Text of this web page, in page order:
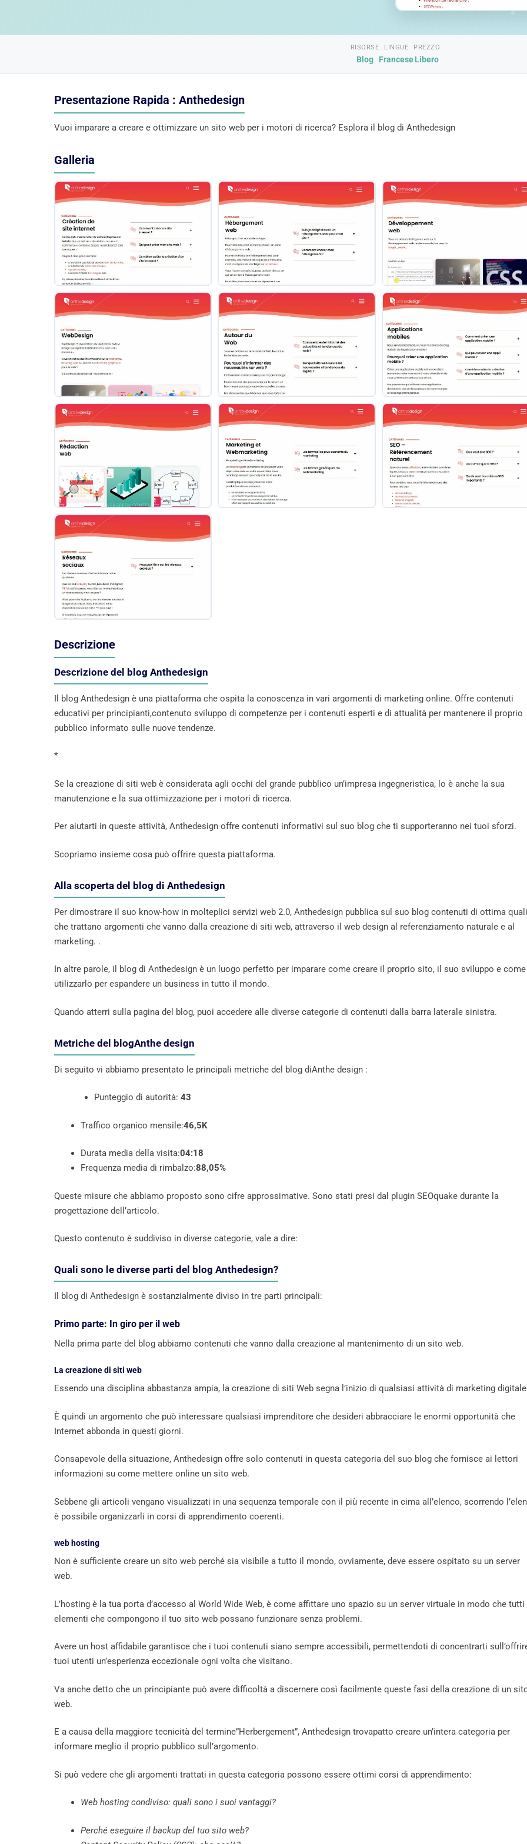
RISORSE
Blog
LINGUE
Francese
PREZZO
Libero
Presentazione Rapida : Anthedesign
Vuoi imparare a creare e ottimizzare un sito web per i motori di ricerca? Esplora il blog di Anthedesign
Galleria
Descrizione
Descrizione del blog Anthedesign
Il blog Anthedesign è una piattaforma che ospita la conoscenza in vari argomenti di marketing online. Offre contenuti
educativi per principianti,contenuto sviluppo di competenze per i contenuti esperti e di attualità per mantenere il proprio
pubblico informato sulle nuove tendenze.
*
Se la creazione di siti web è considerata agli occhi del grande pubblico un’impresa ingegneristica, lo è anche la sua
manutenzione e la sua ottimizzazione per i motori di ricerca.
Per aiutarti in queste attività, Anthedesign offre contenuti informativi sul suo blog che ti supporteranno nei tuoi sforzi.
Scopriamo insieme cosa può offrire questa piattaforma.
Alla scoperta del blog di Anthedesign
Per dimostrare il suo know-how in molteplici servizi web 2.0, Anthedesign pubblica sul suo blog contenuti di ottima
che trattano argomenti che vanno dalla creazione di siti web, attraverso il web design al referenziamento naturale e al
marketing. .
In altre parole, il blog di Anthedesign è un luogo perfetto per imparare come creare il proprio sito, il suo sviluppo e come
utilizzarlo per espandere un business in tutto il mondo.
Quando atterri sulla pagina del blog, puoi accedere alle diverse categorie di contenuti dalla barra laterale sinistra.
Metriche del blogAnthe design
Di seguito vi abbiamo presentato le principali metriche del blog diAnthe design :
Punteggio di autorità: 43
Traffico organico mensile:46,5K
Durata media della visita:04:18
Frequenza media di rimbalzo:88,05%
Queste misure che abbiamo proposto sono cifre approssimative. Sono stati presi dal plugin SEOquake durante la
progettazione dell’articolo.
Questo contenuto è suddiviso in diverse categorie, vale a dire:
Quali sono le diverse parti del blog Anthedesign?
Il blog di Anthedesign è sostanzialmente diviso in tre parti principali:
Primo parte: In giro per il web
Nella prima parte del blog abbiamo contenuti che vanno dalla creazione al mantenimento di un sito web.
La creazione di siti web
Essendo una disciplina abbastanza ampia, la creazione di siti Web segna l’inizio di qualsiasi attività di marketing
È quindi un argomento che può interessare qualsiasi imprenditore che desideri abbracciare le enormi opportunità che
Internet abbonda in questi giorni.
Consapevole della situazione, Anthedesign offre solo contenuti in questa categoria del suo blog che fornisce ai lettori
informazioni su come mettere online un sito web.
Sebbene gli articoli vengano visualizzati in una sequenza temporale con il più recente in cima all’elenco, scorrendo
è possibile organizzarli in corsi di apprendimento coerenti.
web hosting
Non è sufficiente creare un sito web perché sia ​​visibile a tutto il mondo, ovviamente, deve essere ospitato su un server
web.
L’hosting è la tua porta d’accesso al World Wide Web, è come affittare uno spazio su un server virtuale in modo che
elementi che compongono il tuo sito web possano funzionare senza problemi.
Avere un host affidabile garantisce che i tuoi contenuti siano sempre accessibili, permettendoti di concentrarti
tuoi utenti un’esperienza eccezionale ogni volta che visitano.
Va anche detto che un principiante può avere difficoltà a discernere così facilmente queste fasi della creazione di un
web.
E a causa della maggiore tecnicità del termine”Herbergement”, Anthedesign trovapatto creare un’intera categoria per
informare meglio il proprio pubblico sull’argomento.
Si può vedere che gli argomenti trattati in questa categoria possono essere ottimi corsi di apprendimento:
Web hosting condiviso: quali sono i suoi vantaggi?
Perché eseguire il backup del tuo sito web?